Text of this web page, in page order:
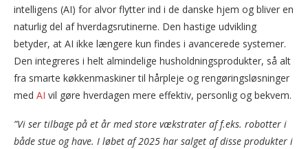
intelligens (AI) for alvor flytter ind i de danske hjem og bliver en
naturlig del af hverdagsrutinerne. Den hastige udvikling
betyder, at AI ikke længere kun findes i avancerede systemer.
Den integreres i helt almindelige husholdningsprodukter, så alt
fra smarte køkkenmaskiner til hårpleje og rengøringsløsninger
med AI vil gøre hverdagen mere effektiv, personlig og bekvem.
”Vi ser tilbage på et år med store vækstrater af f.eks. robotter i
både stue og have. I løbet af 2025 har salget af disse produkter i